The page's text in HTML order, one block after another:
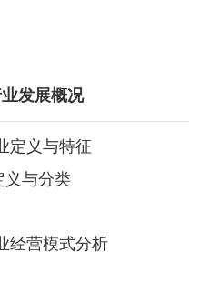
发展概况
定义与特征
义与分类
经营模式分析